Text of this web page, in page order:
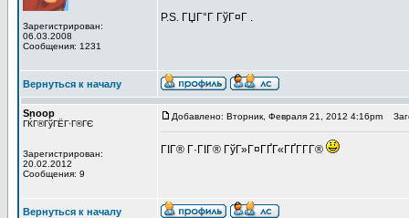
Зарегистрирован:
06.03.2008
Сообщения: 1231
P.S. ГЏГ°Г ГўГ¤Г .
Вернуться к началу
Snoop
ГЌГ®ГўГЁГ·Г®ГЄ
Зарегистрирован:
20.02.2012
Сообщения: 9
Добавлено: Вторник, Февраля 21, 2012 4:16pm
ГІГ® Г·ГІГ® ГўГ»Г¤ГҐГ«ГҐГ­Г­Г®
Вернуться к началу